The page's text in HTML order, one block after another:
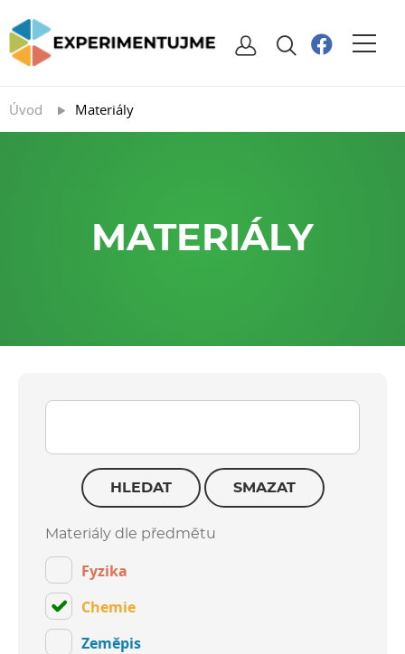
Úvod Materiály
MATERIÁLY
HLEDAT SMAZAT
Materiály dle předmětu
Fyzika
Chemie
Zeměpis